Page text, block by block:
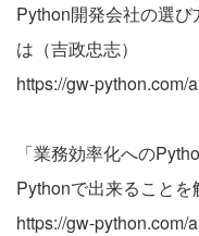
Python開発会社の選
は（吉政忠志）
https://gw-python.com/
「業務効率化への
Pythonで出来ることを
https://gw-python.com/